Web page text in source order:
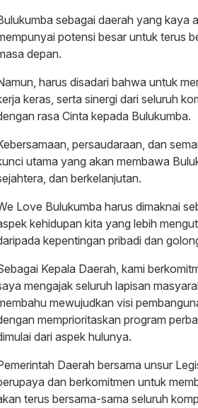
sebagai daerah yang kaya
potensi besar untuk terus
depan.
harus disadari bahwa untuk
keras, serta sinergi dari seluruh
rasa Cinta kepada Bulukumba.
persaudaraan, dan
utama yang akan membawa
dan berkelanjutan.
Love Bulukumba harus dimaknai
kehidupan kita yang lebih
kepentingan pribadi dan
Kepala Daerah, kami
mengajak seluruh lapisan
mewujudkan visi
memprioritaskan program
dari aspek hulunya.
Daerah bersama unsur
dan berkomitmen untuk
terus bersama-sama seluruh